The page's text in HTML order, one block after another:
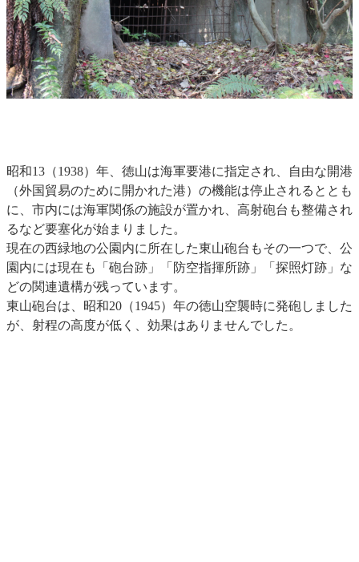
昭和13（1938）年、徳山は海軍要港に指定され、自由な開港
（外国貿易のために開かれた港）の機能は停止されるととも
に、市内には海軍関係の施設が置かれ、高射砲台も整備され
るなど要塞化が始まりました。
現在の西緑地の公園内に所在した東山砲台もその一つで、公
園内には現在も「砲台跡」「防空指揮所跡」「探照灯跡」な
どの関連遺構が残っています。
東山砲台は、昭和20（1945）年の徳山空襲時に発砲しました
が、射程の高度が低く、効果はありませんでした。